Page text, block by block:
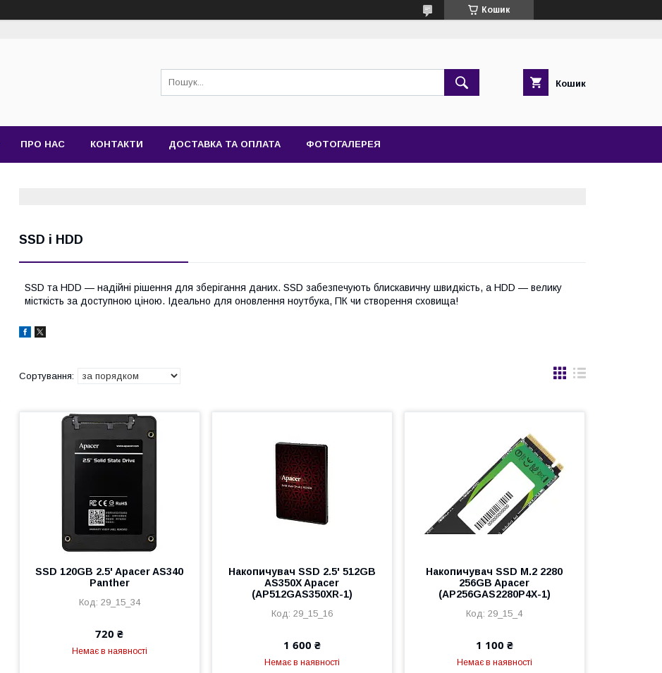
Кошик
Кошик
ПРО НАС КОНТАКТИ ДОСТАВКА ТА ОПЛАТА ФОТОГАЛЕРЕЯ
SSD і HDD
SSD та HDD — надійні рішення для зберігання даних. SSD забезпечують блискавичну швидкість, а HDD — велику
місткість за доступною ціною. Ідеально для оновлення ноутбука, ПК чи створення сховища!
SSD 120GB 2.5' Apacer AS340
Panther
29_15_34
720 ₴
Немає в наявності
Накопичувач SSD 2.5' 512GB
AS350X Apacer
(AP512GAS350XR-1)
29_15_16
1 600 ₴
Немає в наявності
Накопичувач SSD M.2 2280
256GB Apacer
(AP256GAS2280P4X-1)
29_15_4
1 100 ₴
Немає в наявності